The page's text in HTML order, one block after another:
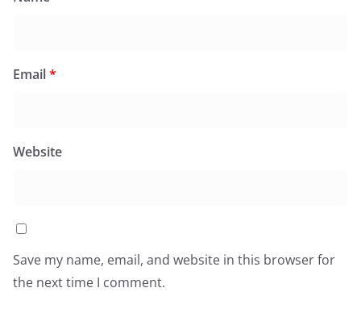
Email*
Website
Save my name, email, and website in this browser for
the next time I comment.